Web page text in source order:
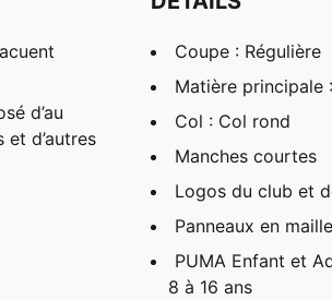
d’au
d’autres
Coupe : Régulière
Matière principale
Col : Col rond
Manches courtes
Logos du club et
Panneaux en
PUMA Enfant et
8 à 16 ans